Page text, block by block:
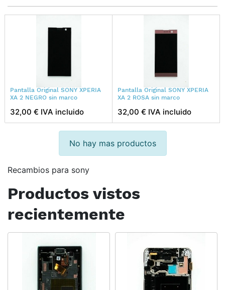
Pantalla Original SONY XPERIA
XA 2 NEGRO sin marco
32,00 € IVA incluido
Pantalla Original SONY XPERIA
XA 2 ROSA sin marco
32,00 € IVA incluido
No hay mas productos
Recambios para sony
Productos vistos
recientemente